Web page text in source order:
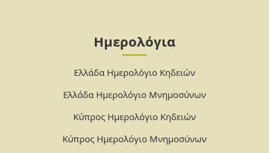
Ημερολόγια
Ελλάδα Ημερολόγιο Κηδειών
Ελλάδα Ημερολόγιο Μνημοσύνων
Κύπρος Ημερολόγιο Κηδειών
Κύπρος Ημερολόγιο Μνημοσύνων